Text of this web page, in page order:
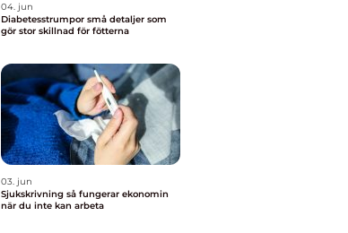
04. jun
Diabetesstrumpor små detaljer som
gör stor skillnad för fötterna
03. jun
Sjukskrivning så fungerar ekonomin
när du inte kan arbeta